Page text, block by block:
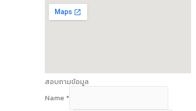
สอบถามข้อมูล
Name *